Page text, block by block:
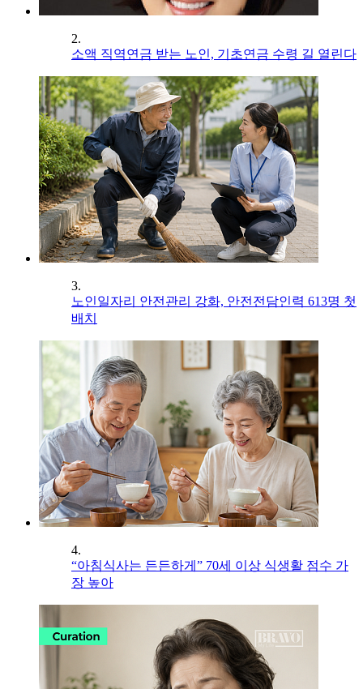
2.
소액 직역연금 받는 노인, 기초연금 수령 길 열린다
3.
노인일자리 안전관리 강화, 안전전담인력 613명 첫
배치
4.
“아침식사는 든든하게” 70세 이상 식생활 점수 가
장 높아